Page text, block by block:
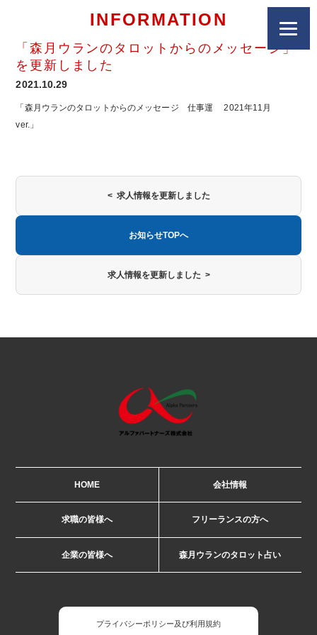
INFORMATION
「森月ウランのタロットからのメッセージ」
を更新しました
2021.10.29
「森月ウランのタロットからのメッセージ 仕事運 2021年11月
ver.」
< 求人情報を更新しました
お知らせTOPへ
求人情報を更新しました >
HOME 会社情報
求職の皆様へ フリーランスの方へ
企業の皆様へ 森月ウランのタロット占い
プライバシーポリシー及び利用規約